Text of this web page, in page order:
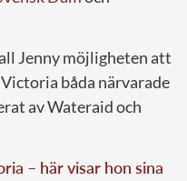
Jenny möjligheten att
båda närvarade
av Wateraid och
– här visar hon sina